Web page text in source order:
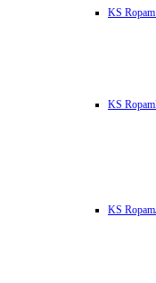
KS
KS
KS